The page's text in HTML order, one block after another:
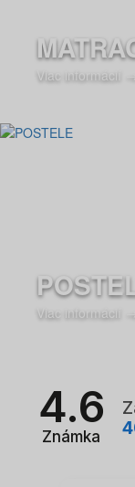
Viac informácií →
Viac informácií →
4.6
Známka